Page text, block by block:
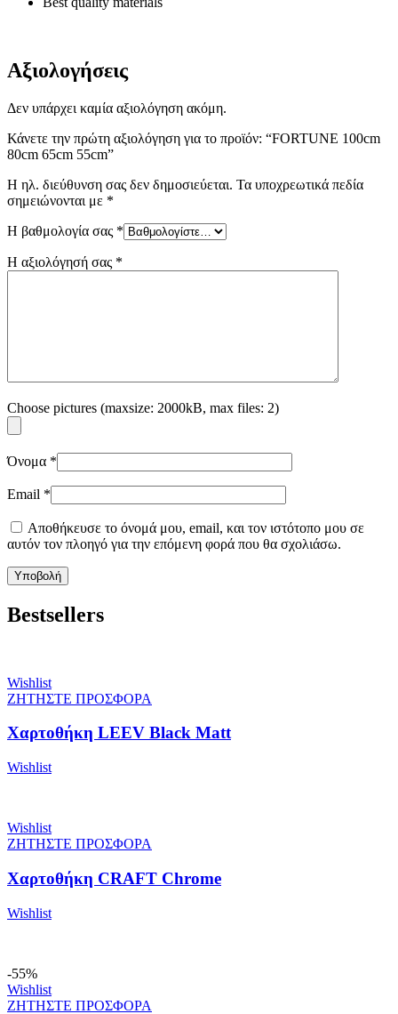
Αξιολογήσεις
Δεν υπάρχει καμία αξιολόγηση ακόμη.
Κάνετε την πρώτη αξιολόγηση για το προϊόν: “FORTUNE 100cm
80cm 65cm 55cm”
Η ηλ. διεύθυνση σας δεν δημοσιεύεται. Τα υποχρεωτικά πεδία
σημειώνονται με *
Η βαθμολογία σας *
Η αξιολόγησή σας *
Choose pictures (maxsize: 2000kB, max files: 2)
Όνομα *
Email *
Αποθήκευσε το όνομά μου, email, και τον ιστότοπο μου σε
αυτόν τον πλοηγό για την επόμενη φορά που θα σχολιάσω.
Bestsellers
Wishlist
ΖΗΤΗΣΤΕ ΠΡΟΣΦΟΡΑ
Χαρτοθήκη LEEV Black Matt
Wishlist
Wishlist
ΖΗΤΗΣΤΕ ΠΡΟΣΦΟΡΑ
Χαρτοθήκη CRAFT Chrome
Wishlist
-55%
Wishlist
ΖΗΤΗΣΤΕ ΠΡΟΣΦΟΡΑ